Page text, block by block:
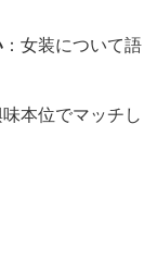
：女装について語
味本位でマッチし